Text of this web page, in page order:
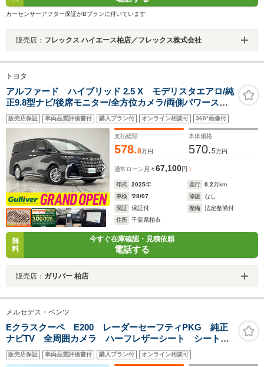
カーセンサーアフター保証がBプランに付いています
販売店： フレックス ハイエース柏店／フレックス株式会社
トヨタ
アルファード ハイブリッド 2.5 X モデリスタエアロ/純
正9.8型ナビ/後席モニター/全方位カメラ/両側パワースラ
イドドア/ユニバーサルステップ/三眼LEDヘッド/オートハ
イビーム/コーナーセンサー/レーダークルーズ/デジタルイ
ンナーミラー/禁煙車
販売店保証 車両品質評価書付 購入プラン付 オンライン相談可 360°画像付
支払総額
578.8万円
本体価格
570.5万円
通常ローン 月々67,100円
年式 2025年 走行 0.2万km
車検
'28/07 修復
なし
保証
保証付 整備
法定整備付
住所
千葉県柏市
無
料
今すぐ在庫確認・見積依頼
電話する
販売店： ガリバー 柏店
メルセデス・ベンツ
Eクラスクーペ E200 レーダーセーフティPKG 純正
ナビTV 全周囲カメラ ハーフレザーシート シートヒ
ーター アクティブパーキングアシスト ハイパフォー
マンスLEDヘッド 純正18インチAW ETC 禁煙車
販売店保証 車両品質評価書付 購入プラン付 オンライン相談可